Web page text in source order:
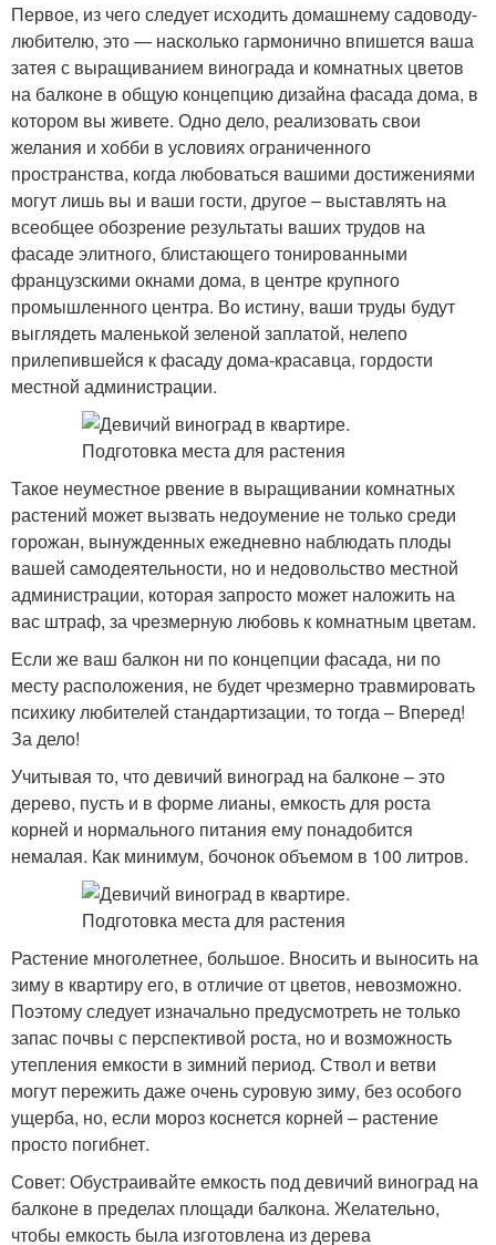
Первое, из чего следует исходить домашнему садоводу-
любителю, это — насколько гармонично впишется ваша
затея с выращиванием винограда и комнатных цветов
на балконе в общую концепцию дизайна фасада дома, в
котором вы живете. Одно дело, реализовать свои
желания и хобби в условиях ограниченного
пространства, когда любоваться вашими достижениями
могут лишь вы и ваши гости, другое – выставлять на
всеобщее обозрение результаты ваших трудов на
фасаде элитного, блистающего тонированными
французскими окнами дома, в центре крупного
промышленного центра. Во истину, ваши труды будут
выглядеть маленькой зеленой заплатой, нелепо
прилепившейся к фасаду дома-красавца, гордости
местной администрации.
Такое неуместное рвение в выращивании комнатных
растений может вызвать недоумение не только среди
горожан, вынужденных ежедневно наблюдать плоды
вашей самодеятельности, но и недовольство местной
администрации, которая запросто может наложить на
вас штраф, за чрезмерную любовь к комнатным цветам.
Если же ваш балкон ни по концепции фасада, ни по
месту расположения, не будет чрезмерно травмировать
психику любителей стандартизации, то тогда – Вперед!
За дело!
Учитывая то, что девичий виноград на балконе – это
дерево, пусть и в форме лианы, емкость для роста
корней и нормального питания ему понадобится
немалая. Как минимум, бочонок объемом в 100 литров.
Растение многолетнее, большое. Вносить и выносить на
зиму в квартиру его, в отличие от цветов, невозможно.
Поэтому следует изначально предусмотреть не только
запас почвы с перспективой роста, но и возможность
утепления емкости в зимний период. Ствол и ветви
могут пережить даже очень суровую зиму, без особого
ущерба, но, если мороз коснется корней – растение
просто погибнет.
Совет: Обустраивайте емкость под девичий виноград на
балконе в пределах площади балкона. Желательно,
чтобы емкость была изготовлена из дерева